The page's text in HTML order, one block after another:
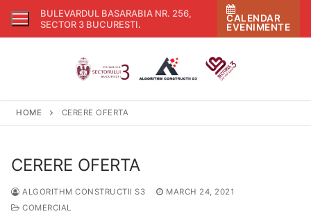
Skip
BULEVARDUL BASARABIA NR. 256,
SECTOR 3 BUCURESTI.
CALENDAR
EVENIMENTE
HOME CERERE OFERTA
CERERE OFERTA
ALGORITHM CONSTRUCTII S3
MARCH 24, 2021
COMERCIAL